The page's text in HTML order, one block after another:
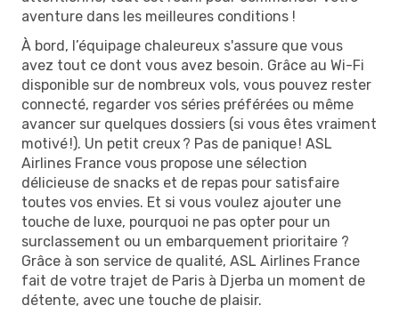
aventure dans les meilleures conditions !
À bord, l’équipage chaleureux s'assure que vous
avez tout ce dont vous avez besoin. Grâce au Wi-Fi
disponible sur de nombreux vols, vous pouvez rester
connecté, regarder vos séries préférées ou même
avancer sur quelques dossiers (si vous êtes vraiment
motivé !). Un petit creux ? Pas de panique ! ASL
Airlines France vous propose une sélection
délicieuse de snacks et de repas pour satisfaire
toutes vos envies. Et si vous voulez ajouter une
touche de luxe, pourquoi ne pas opter pour un
surclassement ou un embarquement prioritaire ?
Grâce à son service de qualité, ASL Airlines France
fait de votre trajet de Paris à Djerba un moment de
détente, avec une touche de plaisir.